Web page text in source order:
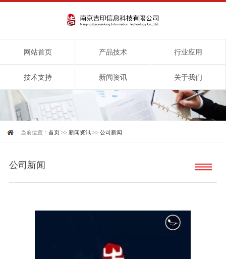
网站首页 产品技术 行业应用
技术支持 新闻资讯 关于我们
当前位置：首页 >> 新闻资讯 >>公司新闻
公司新闻